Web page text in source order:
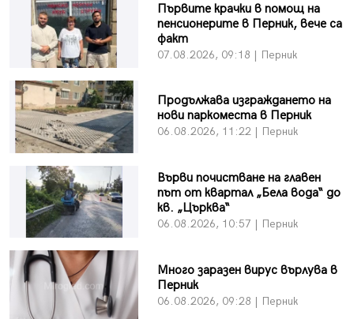
Първите крачки в помощ на
пенсионерите в Перник, вече са
факт
07.08.2026, 09:18 | Перник
Продължава изграждането на
нови паркоместа в Перник
06.08.2026, 11:22 | Перник
Върви почистване на главен
път от квартал „Бела вода“ до
кв. „Църква“
06.08.2026, 10:57 | Перник
Много заразен вирус върлува в
Перник
06.08.2026, 09:28 | Перник